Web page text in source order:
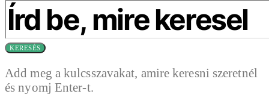
KERESÉS
Add meg a kulcsszavakat, amire keresni szeretnél
és nyomj Enter-t.